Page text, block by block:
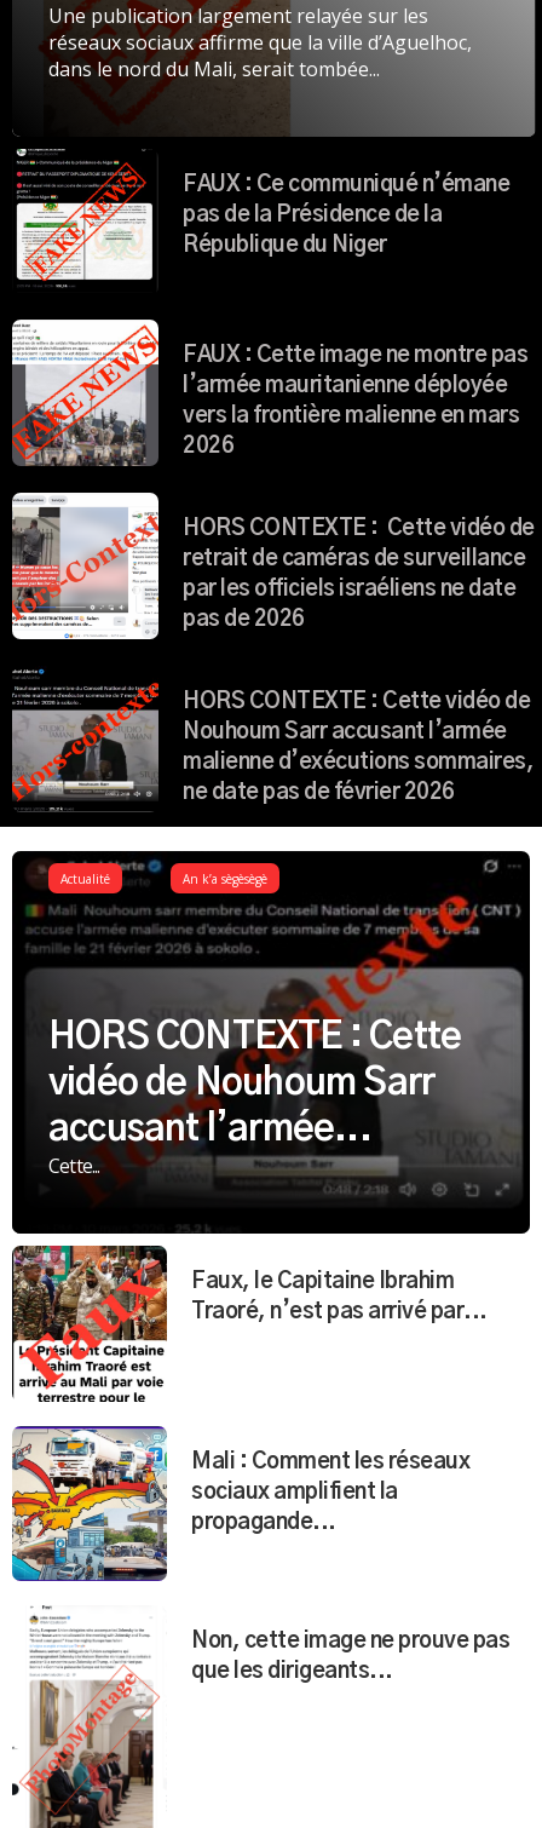
Une publication largement relayée sur les
réseaux sociaux affirme que la ville d’Aguelhoc,
dans le nord du Mali, serait tombée...
FAUX : Ce communiqué n’émane
pas de la Présidence de la
République du Niger
FAUX : Cette image ne montre pas
l’armée mauritanienne déployée
vers la frontière malienne en mars
2026
HORS CONTEXTE : Cette vidéo de
retrait de caméras de surveillance
par les officiels israéliens ne date
pas de 2026
HORS CONTEXTE : Cette vidéo de
Nouhoum Sarr accusant l’armée
malienne d’exécutions sommaires,
ne date pas de février 2026
Actualité An k’a sègèsègè
HORS CONTEXTE : Cette
vidéo de Nouhoum Sarr
accusant l’armée...
Cette...
Faux, le Capitaine Ibrahim
Traoré, n’est pas arrivé par...
Mali : Comment les réseaux
sociaux amplifient la
propagande...
Non, cette image ne prouve pas
que les dirigeants...